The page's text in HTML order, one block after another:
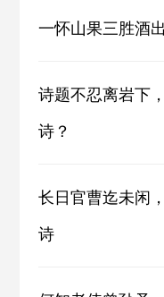
一怀山果三胜酒
诗题不忍离岩下
诗？
长日官曹迄未闲
诗